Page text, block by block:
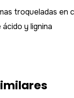
troqueladas en